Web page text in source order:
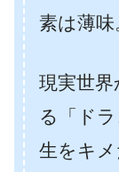
素は薄味
現実世
る「ド
生をキ